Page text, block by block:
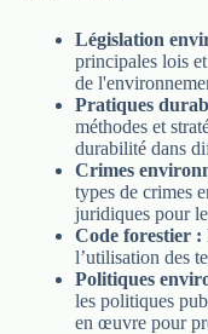
Législation
principales lois
de
Pratiques
méthodes et
durabilité dans
Crimes
types de crimes
juridiques pour
Code forestier :
l’utilisation des
Politiques
les politiques
en œuvre pour